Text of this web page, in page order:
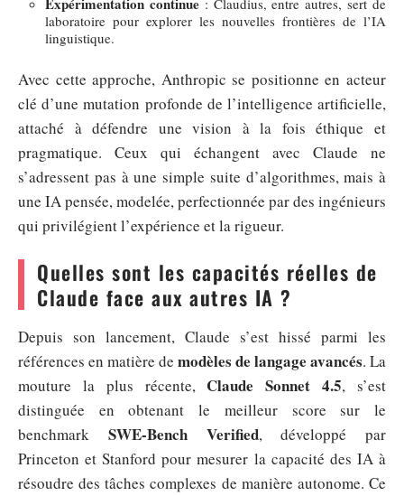
laboratoire pour explorer les nouvelles frontières de l’IA
linguistique.
Avec cette approche, Anthropic se positionne en acteur
clé d’une mutation profonde de l’intelligence artificielle,
attaché à défendre une vision à la fois éthique et
pragmatique. Ceux qui échangent avec Claude ne
s’adressent pas à une simple suite d’algorithmes, mais à
une IA pensée, modelée, perfectionnée par des ingénieurs
qui privilégient l’expérience et la rigueur.
Quelles sont les capacités réelles de
Claude face aux autres IA ?
Depuis son lancement, Claude s’est hissé parmi les
références en matière de modèles de langage avancés. La
mouture la plus récente, Claude Sonnet 4.5, s’est
distinguée en obtenant le meilleur score sur le
benchmark SWE-Bench Verified, développé par
Princeton et Stanford pour mesurer la capacité des IA à
résoudre des tâches complexes de manière autonome. Ce